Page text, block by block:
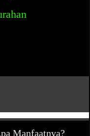
Manfaatnya?